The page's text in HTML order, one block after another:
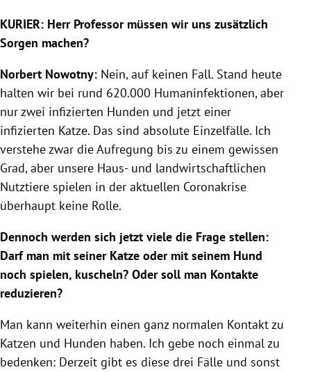
KURIER: Herr Professor müssen wir uns zusätzlich
Sorgen machen?
Norbert Nowotny: Nein, auf keinen Fall. Stand heute
halten wir bei rund 620.000 Humaninfektionen, aber
nur zwei infizierten Hunden und jetzt einer
infizierten Katze. Das sind absolute Einzelfälle. Ich
verstehe zwar die Aufregung bis zu einem gewissen
Grad, aber unsere Haus- und landwirtschaftlichen
Nutztiere spielen in der aktuellen Coronakrise
überhaupt keine Rolle.
Dennoch werden sich jetzt viele die Frage stellen:
Darf man mit seiner Katze oder mit seinem Hund
noch spielen, kuscheln? Oder soll man Kontakte
reduzieren?
Man kann weiterhin einen ganz normalen Kontakt zu
Katzen und Hunden haben. Ich gebe noch einmal zu
bedenken: Derzeit gibt es diese drei Fälle und sonst